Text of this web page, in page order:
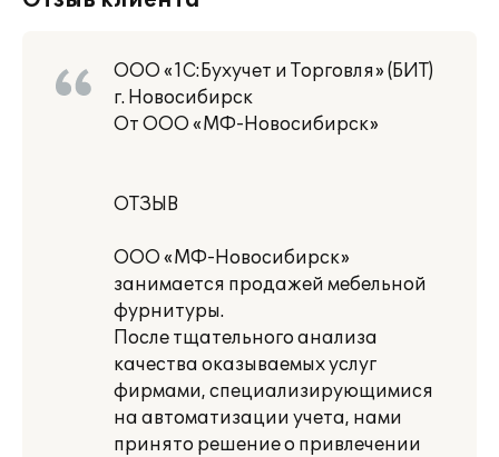
ООО «1С:Бухучет и Торговля» (БИТ)
г. Новосибирск
От ООО «МФ-Новосибирск»
ОТЗЫВ
ООО «МФ-Новосибирск»
занимается продажей мебельной
фурнитуры.
После тщательного анализа
качества оказываемых услуг
фирмами, специализирующимися
на автоматизации учета, нами
принято решение о привлечении